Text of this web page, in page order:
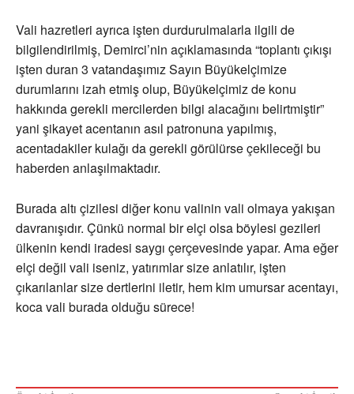
Vali hazretleri ayrıca işten durdurulmalarla ilgili de
bilgilendirilmiş, Demirci’nin açıklamasında “toplantı çıkışı
işten duran 3 vatandaşımız Sayın Büyükelçimize
durumlarını izah etmiş olup, Büyükelçimiz de konu
hakkında gerekli mercilerden bilgi alacağını belirtmiştir”
yani şikayet acentanın asıl patronuna yapılmış,
acentadakiler kulağı da gerekli görülürse çekileceği bu
haberden anlaşılmaktadır.
Burada altı çizilesi diğer konu valinin vali olmaya yakışan
davranışıdır. Çünkü normal bir elçi olsa böylesi gezileri
ülkenin kendi iradesi saygı çerçevesinde yapar. Ama eğer
elçi değil vali iseniz, yatırımlar size anlatılır, işten
çıkarılanlar size dertlerini iletir, hem kim umursar acentayı,
koca vali burada olduğu sürece!